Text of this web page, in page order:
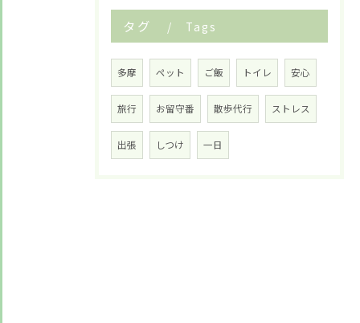
タグ Tags
多摩 ペット ご飯 トイレ 安心
旅行 お留守番 散歩代行 ストレス
出張 しつけ 一日